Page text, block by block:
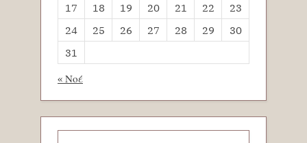
17
18 19 20 21 22
23
24
25 26 27 28 29
30
31
« Νοέ